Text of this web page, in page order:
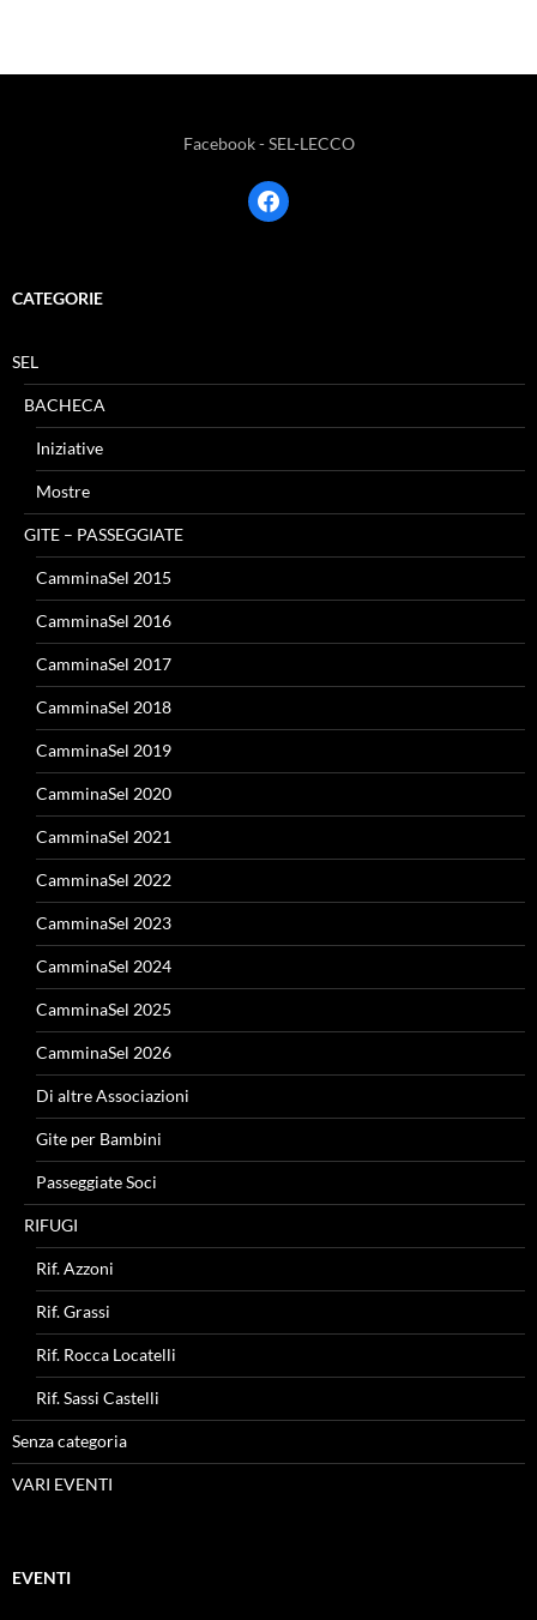
Facebook - SEL-LECCO
facebook
CATEGORIE
SEL
BACHECA
Iniziative
Mostre
GITE – PASSEGGIATE
CamminaSel 2015
CamminaSel 2016
CamminaSel 2017
CamminaSel 2018
CamminaSel 2019
CamminaSel 2020
CamminaSel 2021
CamminaSel 2022
CamminaSel 2023
CamminaSel 2024
CamminaSel 2025
CamminaSel 2026
Di altre Associazioni
Gite per Bambini
Passeggiate Soci
RIFUGI
Rif. Azzoni
Rif. Grassi
Rif. Rocca Locatelli
Rif. Sassi Castelli
Senza categoria
VARI EVENTI
EVENTI